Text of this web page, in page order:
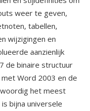
weer te geven,
tabellen,
wijzigingen en
aanzienlijk
de binaire structuur
Word 2003 en de
het meest
bijna universele